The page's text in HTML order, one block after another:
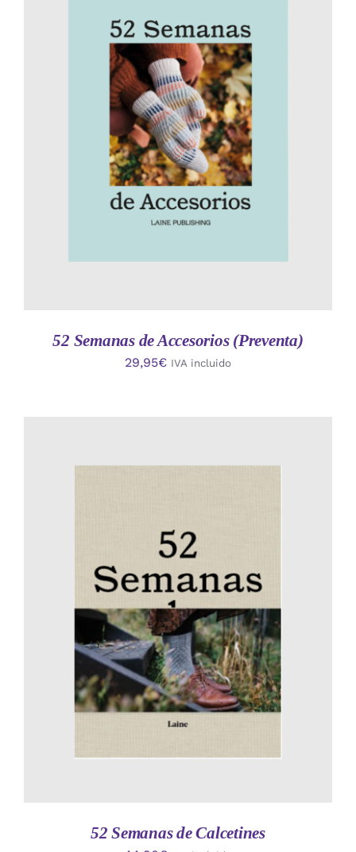
AÑADIR AL CARRITO
/
52 Semanas de Accesorios (Preventa)
29,95€ IVA incluido
AÑADIR AL CARRITO
/
DETALLES
52 Semanas de Calcetines